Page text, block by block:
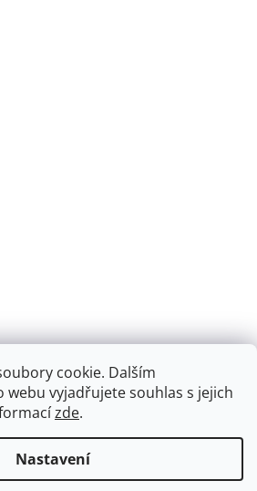
cookie. Dalším
vyjadřujete souhlas s jejich
zde.
Nastavení
Instagramu
Vytvořil Shoptet